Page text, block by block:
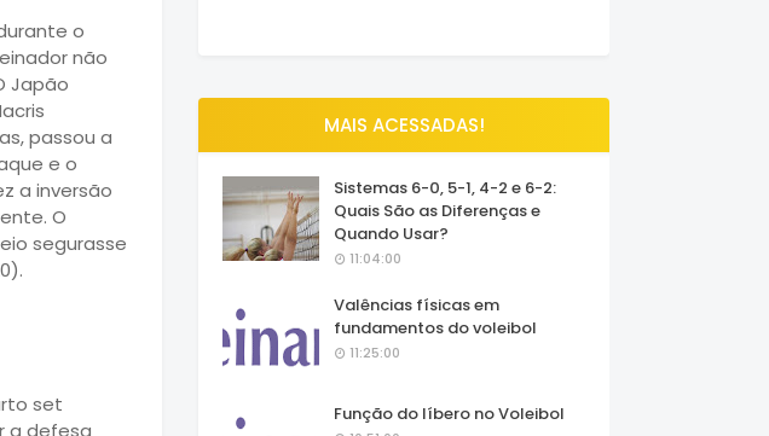
o
não
Japão
passou a
e o
a inversão
O
segurasse
set
a defesa
MAIS ACESSADAS!
Sistemas 6-0, 5-1, 4-2 e 6-2:
Quais São as Diferenças e
Quando Usar?
11:04:00
Valências físicas em
fundamentos do voleibol
11:25:00
Função do líbero no Voleibol